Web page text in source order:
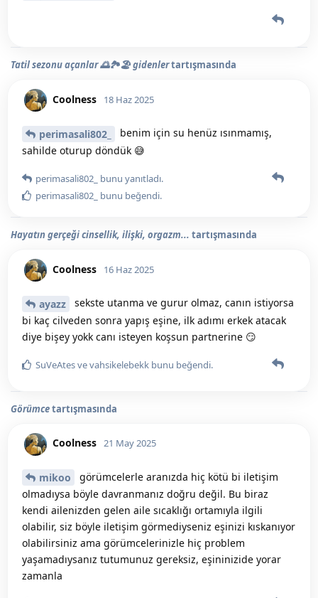
Tatil sezonu açanlar 🌅🏞️🏖️ gidenlertartışmasında
Coolness 18 Haz 2025
perimasali802_
benim için su henüz ısınmamış,
sahilde oturup döndük 😅
perimasali802_ bunu yanıtladı.
perimasali802_ bunu beğendi.
Hayatın gerçeği cinsellik, ilişki, orgazm... tartışmasında
Coolness 16 Haz 2025
ayazz
sekste utanma ve gurur olmaz, canın istiyorsa
bi kaç cilveden sonra yapış eşine, ilk adımı erkek atacak
diye bişey yokk canı isteyen koşsun partnerine 😏
SuVeAtesvevahsikelebekk bunu beğendi.
Görümcetartışmasında
Coolness 21 May 2025
mikoo
görümcelerle aranızda hiç kötü bi iletişim
olmadıysa böyle davranmanız doğru değil. Bu biraz
kendi ailenizden gelen aile sıcaklığı ortamıyla ilgili
olabilir, siz böyle iletişim görmediyseniz eşinizi kıskanıyor
olabilirsiniz ama görümcelerinizle hiç problem
yaşamadıysanız tutumunuz gereksiz, eşininizide yorar
zamanla